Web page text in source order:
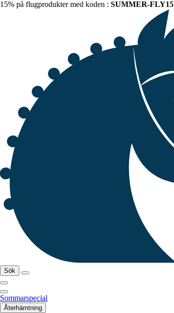
15% på flugprodukter med koden : SUMMER-FLY15
Sök
Sommarspecial
Återhämtning